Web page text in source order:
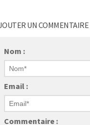
UN COMMENTAIRE
Nom :
Email :
Commentaire :